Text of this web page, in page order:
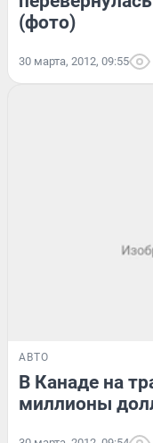
(фото)
30 марта, 2012, 09:55
АВТО
В Канаде на
миллионы